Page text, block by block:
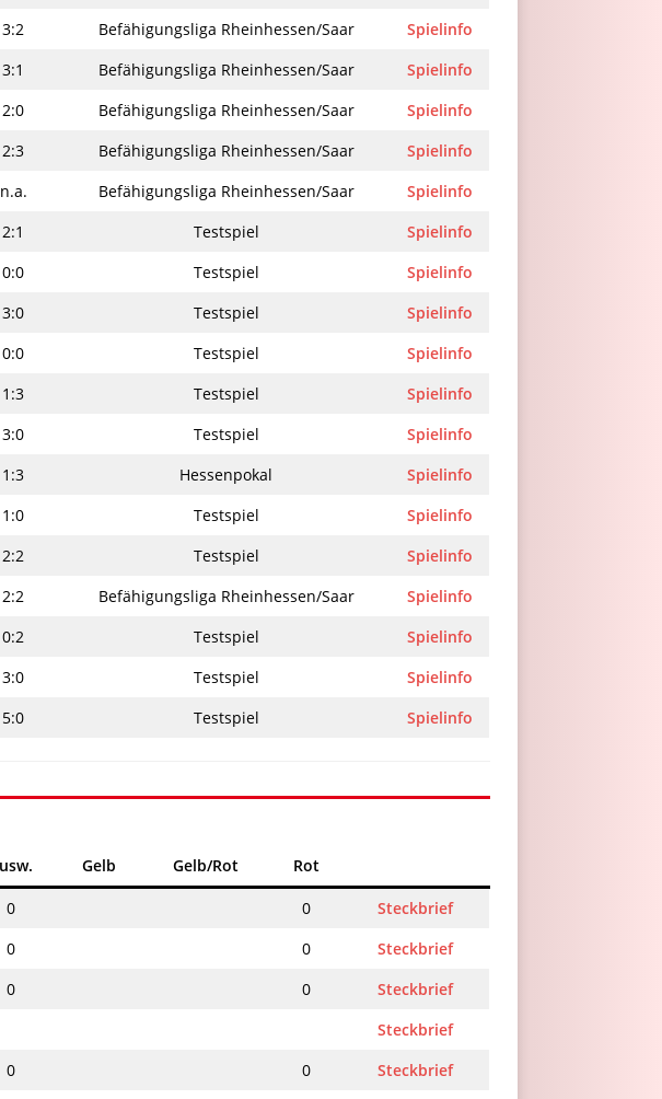
3:2 Befähigungsliga Rheinhessen/Saar
Spielinfo
3:1 Befähigungsliga Rheinhessen/Saar
Spielinfo
2:0 Befähigungsliga Rheinhessen/Saar
Spielinfo
2:3 Befähigungsliga Rheinhessen/Saar
Spielinfo
n.a. Befähigungsliga Rheinhessen/Saar
Spielinfo
2:1 Testspiel
Spielinfo
0:0 Testspiel
Spielinfo
3:0 Testspiel
Spielinfo
0:0 Testspiel
Spielinfo
1:3 Testspiel
Spielinfo
3:0 Testspiel
Spielinfo
1:3 Hessenpokal
Spielinfo
1:0 Testspiel
Spielinfo
2:2 Testspiel
Spielinfo
2:2 Befähigungsliga Rheinhessen/Saar
Spielinfo
0:2 Testspiel
Spielinfo
3:0 Testspiel
Spielinfo
5:0 Testspiel Spielinfo
Gelb Gelb/Rot Rot
0 0
Steckbrief
0 0
Steckbrief
0 0
Steckbrief
Steckbrief
0 0 Steckbrief